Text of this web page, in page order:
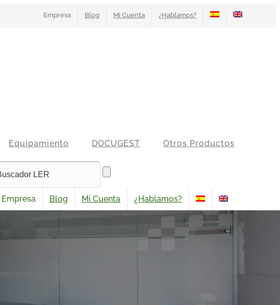
Empresa Blog Mi Cuenta ¿Hablamos?
Equipamiento DOCUGEST Otros Productos
Empresa Blog Mi Cuenta ¿Hablamos?